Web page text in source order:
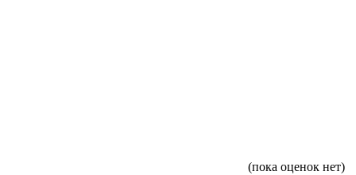
(пока оценок нет)